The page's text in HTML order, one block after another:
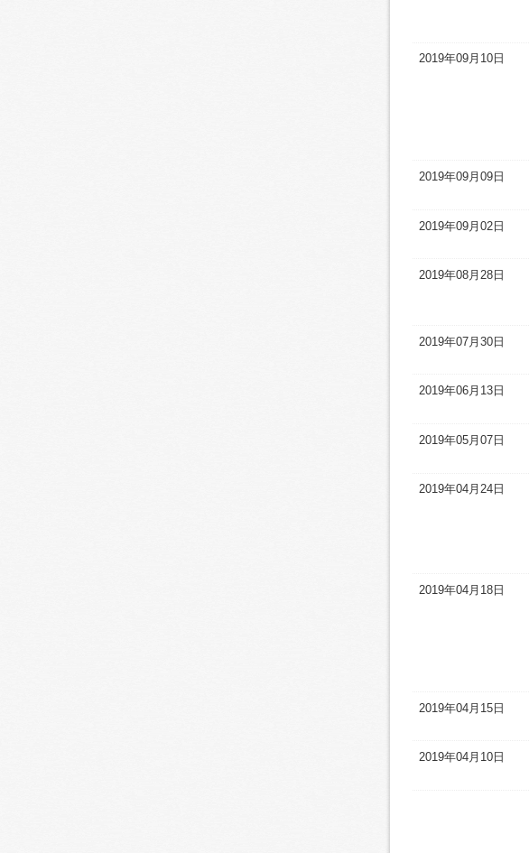
2019年09月10日
2019年09月09日
2019年09月02日
2019年08月28日
2019年07月30日
2019年06月13日
2019年05月07日
2019年04月24日
2019年04月18日
2019年04月15日
2019年04月10日